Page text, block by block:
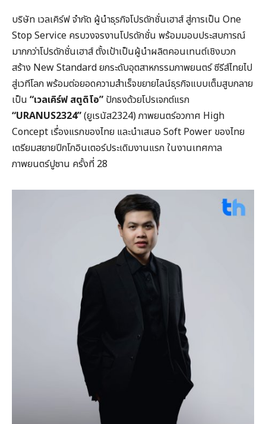
บริษัท เวลเคิร์ฟ จำกัด ผู้นำธุรกิจโปรดักชั่นเฮาส์ สู่การเป็น One
Stop Service ครบวงจรงานโปรดักชั่น พร้อมมอบประสบการณ์
มากกว่าโปรดักชั่นเฮาส์ ตั้งเป้าเป็นผู้นำผลิตคอนเทนต์เชิงบวก
สร้าง New Standard ยกระดับอุตสาหกรรมภาพยนตร์ ซีรีส์ไทยไป
สู่เวทีโลก พร้อมต่อยอดความสำเร็จขยายไลน์ธุรกิจแบบเต็มสูบกลาย
เป็น “เวลเคิร์ฟ สตูดิโอ” ปักธงด้วยโปรเจกต์แรก
“URANUS2324”(ยูเรนัส2324) ภาพยนตร์อวกาศ High
Concept เรื่องแรกของไทย และนำเสนอ Soft Power ของไทย
เตรียมสยายปีกโกอินเตอร์ประเดิมงานแรก ในงานเทศกาล
ภาพยนตร์ปูซาน ครั้งที่ 28